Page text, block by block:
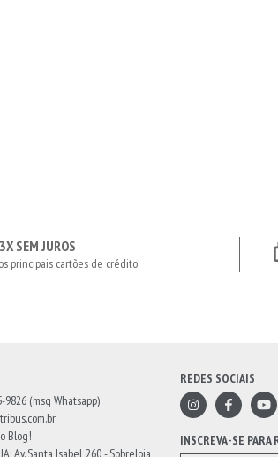
SEM JUROS
principais cartões de crédito
9826 (msg Whatsapp)
Blog!
Av. Santa Isabel, 260 - Sobreloja
REDES SOCIAIS
INSCREVA-SE PARA